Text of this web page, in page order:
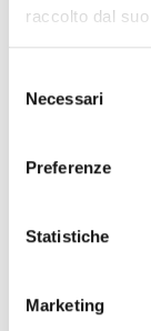
raccolto dal
delNecessari
Preferenze
Statistiche
Marketing
da 543,50 €